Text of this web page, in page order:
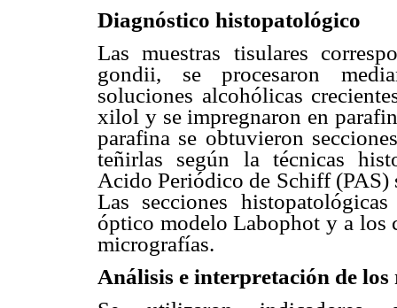
Diagnóstico histopatológico
Las muestras tisulares
gondii, se procesaron
soluciones alcohólicas
xilol y se impregnaron en
parafina se obtuvieron
teñirlas según la técnicas
Acido Periódico de Schiff (PAS)
Las secciones
óptico modelo Labophot y a los
micrografías.
Análisis e interpretación de los